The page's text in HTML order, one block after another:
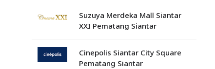
Suzuya Merdeka Mall Siantar
XXI Pematang Siantar
Cinepolis Siantar City Square
Pematang Siantar